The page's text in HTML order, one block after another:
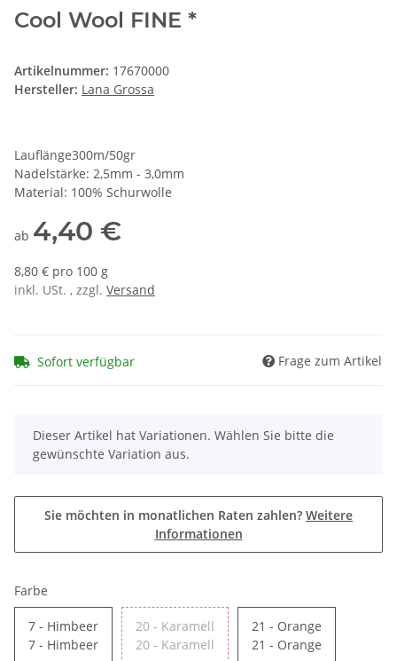
Cool Wool FINE *
Artikelnummer: 17670000
Hersteller: Lana Grossa
Lauflänge300m/50gr
Nadelstärke: 2,5mm - 3,0mm
Material: 100% Schurwolle
ab 4,40 €
8,80 € pro 100 g
inkl. USt. , zzgl. Versand
Sofort verfügbar Frage zum Artikel
x
Dieser Artikel hat Variationen. Wählen Sie bitte die
gewünschte Variation aus.
Sie möchten in monatlichen Raten zahlen? Weitere
Informationen
Farbe
7 - Himbeer
7 - Himbeer
20 - Karamell
20 - Karamell
21 - Orange
21 - Orange